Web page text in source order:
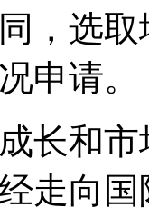
，选
申请。
长和
走向